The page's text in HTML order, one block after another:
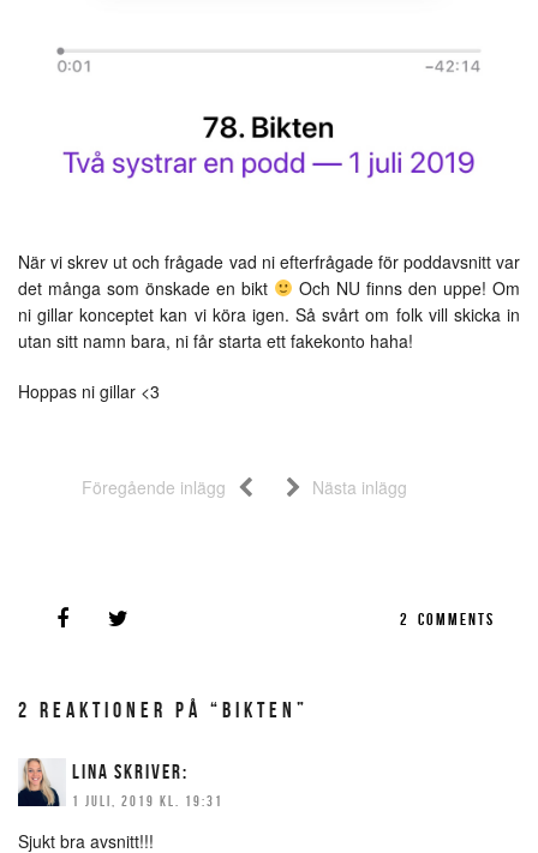
När vi skrev ut och frågade vad ni efterfrågade för poddavsnitt var
det många som önskade en bikt
Och NU finns den uppe! Om
ni gillar konceptet kan vi köra igen. Så svårt om folk vill skicka in
utan sitt namn bara, ni får starta ett fakekonto haha!
Hoppas ni gillar <3
Föregående inlägg Nästa inlägg
2 COMMENTS
2 REAKTIONER PÅ “BIKTEN”
LINA SKRIVER:
1 JULI, 2019 KL. 19:31
Sjukt bra avsnitt!!!